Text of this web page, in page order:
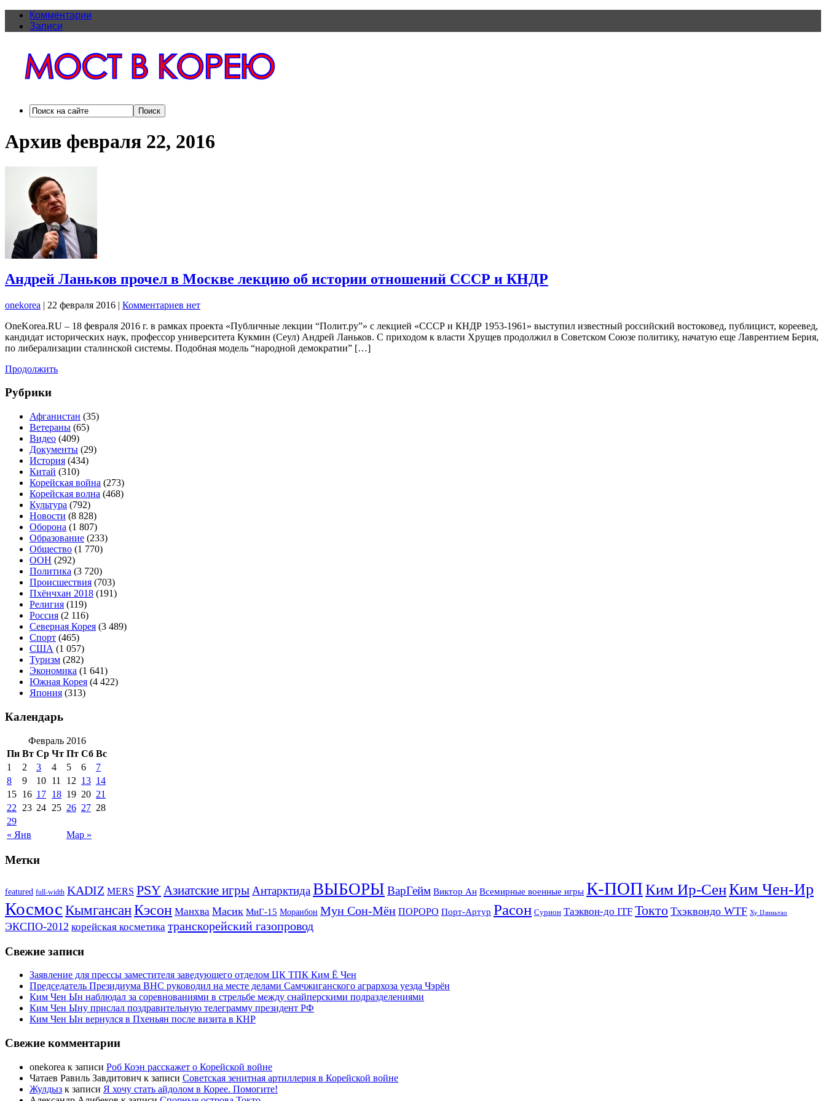
Комментарии
Записи
Архив февраля 22, 2016
Андрей Ланьков прочел в Москве лекцию об истории отношений СССР и КНДР
onekorea | 22 февраля 2016 | Комментариев нет
OneKorea.RU – 18 февраля 2016 г. в рамках проекта «Публичные лекции “Полит.ру”» с лекцией «СССР и КНДР 1953-1961» выступил известный российский востоковед, публицист, кореевед,
кандидат исторических наук, профессор университета Кукмин (Сеул) Андрей Ланьков. С приходом к власти Хрущев продолжил в Советском Союзе политику, начатую еще Лаврентием Берия,
по либерализации сталинской системы. Подобная модель “народной демократии” […]
Продолжить
Рубрики
Афганистан (35)
Ветераны (65)
Видео (409)
Документы (29)
История (434)
Китай (310)
Корейская война (273)
Корейская волна (468)
Культура (792)
Новости (8 828)
Оборона (1 807)
Образование (233)
Общество (1 770)
ООН (292)
Политика (3 720)
Происшествия (703)
Пхёнчхан 2018 (191)
Религия (119)
Россия (2 116)
Северная Корея (3 489)
Спорт (465)
США (1 057)
Туризм (282)
Экономика (1 641)
Южная Корея (4 422)
Япония (313)
Календарь
Февраль 2016
Пн Вт Ср Чт Пт Сб Вс
« Янв Мар »
1 2 3 4 5 6
7
8
9 10 11 12 13 14
15 16 17 18 19 20 21
22
23 24 25 26 27 28
29
Метки
featured full-width KADIZ MERS PSYАзиатские игры АнтарктидаВЫБОРЫ ВарГейм Виктор Ан Всемирные военные игры К-ПОПКим Ир-СенКим Чен-Ир
Космос КымгансанКэсон Манхва Масик МиГ-15 Моранбон Мун Сон-Мён ПОРОРО Порт-Артур Расон Сурион Таэквон-до ITF Токто Тхэквондо WTF Ху Цзиньтао
ЭКСПО-2012 корейская косметика транскорейский газопровод
Свежие записи
Заявление для прессы заместителя заведующего отделом ЦК ТПК Ким Ё Чен
Председатель Президиума ВНС руководил на месте делами Самчжиганского агрархоза уезда Чэрён
Ким Чен Ын наблюдал за соревнованиями в стрельбе между снайперскими подразделениями
Ким Чен Ыну прислал поздравительную телеграмму президент РФ
Ким Чен Ын вернулся в Пхеньян после визита в КНР
Свежие комментарии
onekorea к записи Роб Коэн расскажет о Корейской войне
Чатаев Равиль Завдитович к записи Советская зенитная артиллерия в Корейской войне
Жулдыз к записи Я хочу стать айдолом в Корее. Помогите!